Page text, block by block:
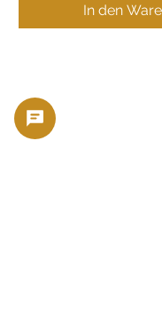
In den